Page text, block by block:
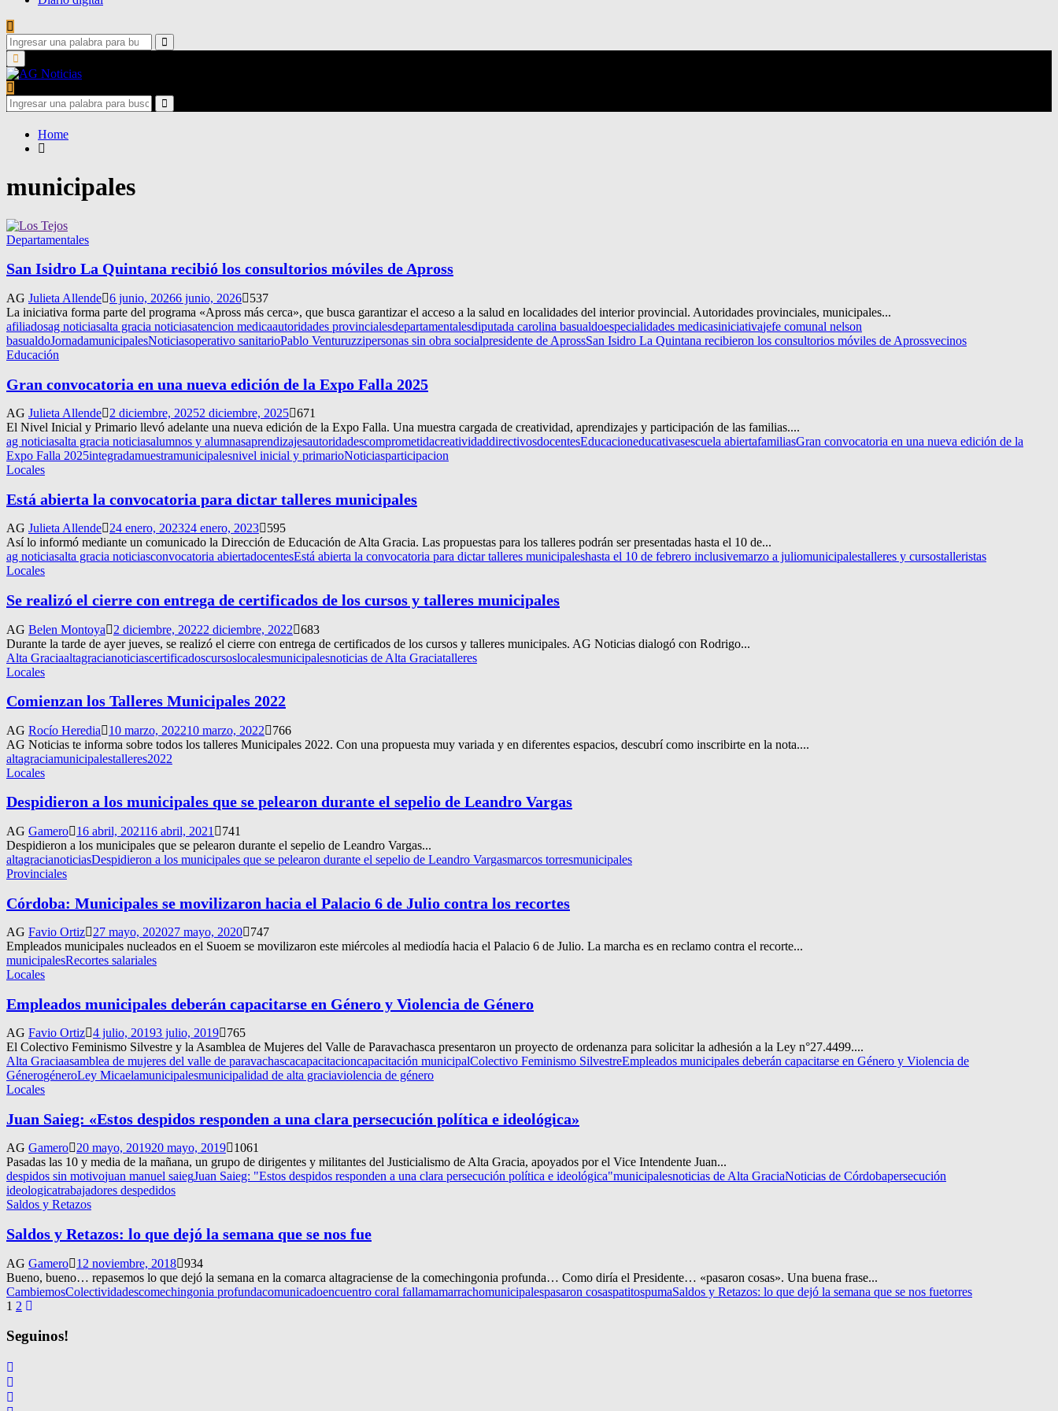
Search
for:
Search
Primary
Menu
Search
for:
Search
Home
municipales
Departamentales
San Isidro La Quintana recibió los consultorios móviles de Apross
AG Julieta Allende 6 junio, 20266 junio, 2026
537
La iniciativa forma parte del programa «Apross más cerca», que busca garantizar el acceso a la salud en localidades del interior provincial. Autoridades provinciales, municipales...
afiliadosag noticiasalta gracia noticiasatencion medicaautoridades provincialesdepartamentalesdiputada carolina basualdoespecialidades medicasiniciativajefe comunal nelson
basualdoJornadamunicipalesNoticiasoperativo sanitarioPablo Venturuzzipersonas sin obra socialpresidente de AprossSan Isidro La Quintana recibieron los consultorios móviles de Aprossvecinos
Educación
Gran convocatoria en una nueva edición de la Expo Falla 2025
AG Julieta Allende 2 diciembre, 20252 diciembre, 2025 671
El Nivel Inicial y Primario llevó adelante una nueva edición de la Expo Falla. Una muestra cargada de creatividad, aprendizajes y participación de las familias....
ag noticiasalta gracia noticiasalumnos y alumnasaprendizajesautoridadescomprometidacreatividaddirectivosdocentesEducacioneducativasescuela abiertafamiliasGran convocatoria en una nueva edición de la
Expo Falla 2025integradamuestramunicipalesnivel inicial y primarioNoticiasparticipacion
Locales
Está abierta la convocatoria para dictar talleres municipales
AG Julieta Allende 24 enero, 202324 enero, 2023
595
Así lo informó mediante un comunicado la Dirección de Educación de Alta Gracia. Las propuestas para los talleres podrán ser presentadas hasta el 10 de...
ag noticiasalta gracia noticiasconvocatoria abiertadocentesEstá abierta la convocatoria para dictar talleres municipaleshasta el 10 de febrero inclusivemarzo a juliomunicipalestalleres y cursostalleristas
Locales
Se realizó el cierre con entrega de certificados de los cursos y talleres municipales
AG Belen Montoya 2 diciembre, 20222 diciembre, 2022
683
Durante la tarde de ayer jueves, se realizó el cierre con entrega de certificados de los cursos y talleres municipales. AG Noticias dialogó con Rodrigo...
Alta Graciaaltagracianoticiascertificadoscursoslocalesmunicipalesnoticias de Alta Graciatalleres
Locales
Comienzan los Talleres Municipales 2022
AG Rocío Heredia 10 marzo, 202210 marzo, 2022
766
AG Noticias te informa sobre todos los talleres Municipales 2022. Con una propuesta muy variada y en diferentes espacios, descubrí como inscribirte en la nota....
altagraciamunicipalestalleres2022
Locales
Despidieron a los municipales que se pelearon durante el sepelio de Leandro Vargas
AG Gamero 16 abril, 202116 abril, 2021
741
Despidieron a los municipales que se pelearon durante el sepelio de Leandro Vargas...
altagracianoticiasDespidieron a los municipales que se pelearon durante el sepelio de Leandro Vargasmarcos torresmunicipales
Provinciales
Córdoba: Municipales se movilizaron hacia el Palacio 6 de Julio contra los recortes
AG Favio Ortiz 27 mayo, 202027 mayo, 2020
747
Empleados municipales nucleados en el Suoem se movilizaron este miércoles al mediodía hacia el Palacio 6 de Julio. La marcha es en reclamo contra el recorte...
municipalesRecortes salariales
Locales
Empleados municipales deberán capacitarse en Género y Violencia de Género
AG Favio Ortiz 4 julio, 20193 julio, 2019
765
El Colectivo Feminismo Silvestre y la Asamblea de Mujeres del Valle de Paravachasca presentaron un proyecto de ordenanza para solicitar la adhesión a la Ley n°27.4499....
Alta Graciaasamblea de mujeres del valle de paravachascacapacitacioncapacitación municipalColectivo Feminismo SilvestreEmpleados municipales deberán capacitarse en Género y Violencia de
GénerogéneroLey Micaelamunicipalesmunicipalidad de alta graciaviolencia de género
Locales
Juan Saieg: «Estos despidos responden a una clara persecución política e ideológica»
AG Gamero 20 mayo, 201920 mayo, 2019
1061
Pasadas las 10 y media de la mañana, un grupo de dirigentes y militantes del Justicialismo de Alta Gracia, apoyados por el Vice Intendente Juan...
despidos sin motivojuan manuel saiegJuan Saieg: "Estos despidos responden a una clara persecución política e ideológica"municipalesnoticias de Alta GraciaNoticias de Córdobapersecución
ideologicatrabajadores despedidos
Saldos y Retazos
Saldos y Retazos: lo que dejó la semana que se nos fue
AG Gamero 12 noviembre, 2018 934
Bueno, bueno… repasemos lo que dejó la semana en la comarca altagraciense de la comechingonia profunda… Como diría el Presidente… «pasaron cosas». Una buena frase...
CambiemosColectividadescomechingonia profundacomunicadoencuentro coral fallamamarrachomunicipalespasaron cosaspatitospumaSaldos y Retazos: lo que dejó la semana que se nos fuetorres
Navegación
de
entradas
1 2
Seguinos!